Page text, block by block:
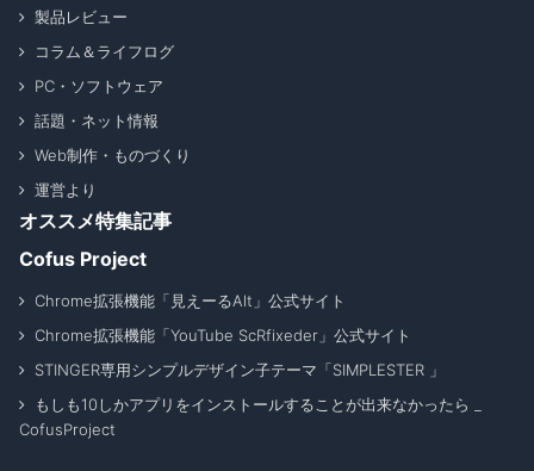
製品レビュー
コラム＆ライフログ
PC・ソフトウェア
話題・ネット情報
Web制作・ものづくり
運営より
オススメ特集記事
Cofus Project
Chrome拡張機能「見えーるAlt」公式サイト
Chrome拡張機能「YouTube ScRfixeder」公式サイト
STINGER専用シンプルデザイン子テーマ「SIMPLESTER 」
もしも10しかアプリをインストールすることが出来なかったら _
CofusProject